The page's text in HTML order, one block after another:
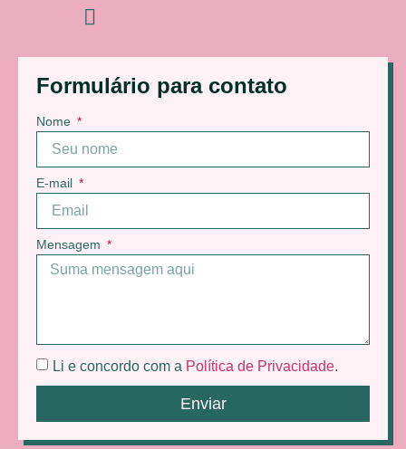
Formulário para contato
Nome
E-mail
Mensagem
Li e concordo com a Política de Privacidade.
Enviar